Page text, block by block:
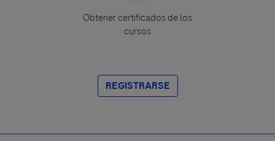
Obtener certificados de los
cursos
REGISTRARSE